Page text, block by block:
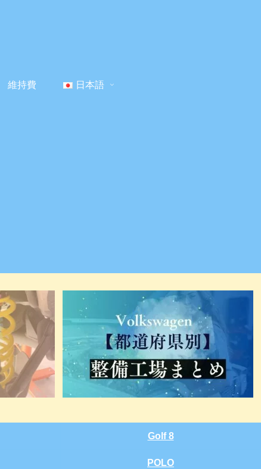
維持費 日本語
Golf 8
POLO